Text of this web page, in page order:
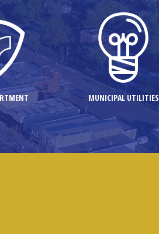
MUNICIPAL UTILITIES